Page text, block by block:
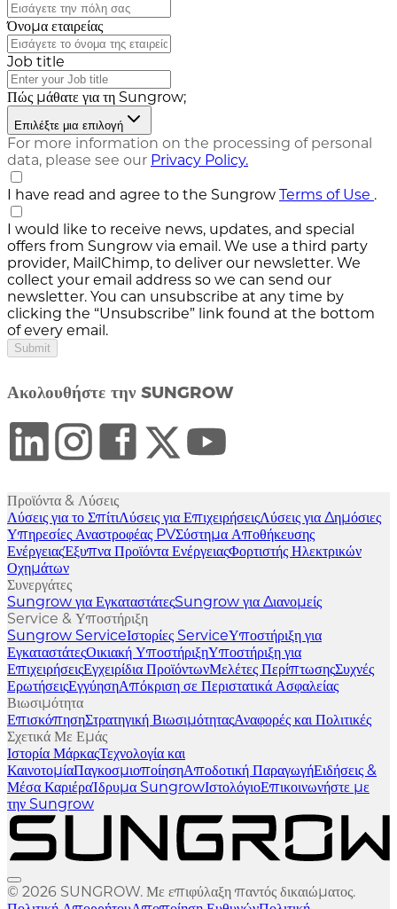
Όνομα εταιρείας
Job title
Πώς μάθατε για τη Sungrow;
Επιλέξτε μια επιλογή
For more information on the processing of personal
data, please see our Privacy Policy.
I have read and agree to the Sungrow Terms of Use .
I would like to receive news, updates, and special
offers from Sungrow via email. We use a third party
provider, MailChimp, to deliver our newsletter. We
collect your email address so we can send our
newsletter. You can unsubscribe at any time by
clicking the “Unsubscribe” link found at the bottom
of every email.
Submit
Ακολουθήστε την SUNGROW
Προϊόντα & Λύσεις
Λύσεις για το ΣπίτιΛύσεις για ΕπιχειρήσειςΛύσεις για Δημόσιες
Υπηρεσίες Αναστροφέας PVΣύστημα Αποθήκευσης
ΕνέργειαςΈξυπνα Προϊόντα ΕνέργειαςΦορτιστής Ηλεκτρικών
Οχημάτων
Συνεργάτες
Sungrow για ΕγκαταστάτεςSungrow για Διανομείς
Service & Υποστήριξη
Sungrow ServiceΙστορίες ServiceΥποστήριξη για
ΕγκαταστάτεςΟικιακή ΥποστήριξηΥποστήριξη για
ΕπιχειρήσειςΕγχειρίδια ΠροϊόντωνΜελέτες ΠερίπτωσηςΣυχνές
ΕρωτήσειςΕγγύησηΑπόκριση σε Περιστατικά Ασφαλείας
Βιωσιμότητα
ΕπισκόπησηΣτρατηγική ΒιωσιμότηταςΑναφορές και Πολιτικές
Σχετικά Με Εμάς
Ιστορία ΜάρκαςΤεχνολογία και
ΚαινοτομίαΠαγκοσμιοποίησηΑποδοτική ΠαραγωγήΕιδήσεις &
Μέσα ΚαριέραΊδρυμα SungrowΙστολόγιοΕπικοινωνήστε με
την Sungrow
© 2026 SUNGROW. Με επιφύλαξη παντός δικαιώματος.